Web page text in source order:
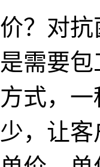
？对
需要
式，
，让